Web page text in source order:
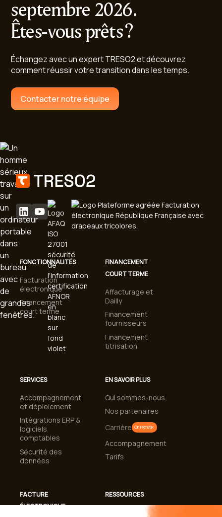
septembre 2026.
Êtes-vous prêts ?
Échangez avec un expert TRESO2 et découvrez
comment réussir votre transition dans les temps.
Contacter notre équipe
FONCTIONNALITÉS
Facturation
électronique
Financement
court terme
SERVICES
Accompagnement
et déploiement
Intégrations ERP &
logiciels
comptables
Sécurité des
données
FACTURE
ÉLECTRONIQUE
FINANCEMENT
COURT TERME
Affacturage et
Dailly
Financement
fournisseurs
Financement
titrisation
EN SAVOIR PLUS
Qui sommes-nous
Nos partenaires
Carrière On recrute !
Accompagnement
Tarifs
RESSOURCES